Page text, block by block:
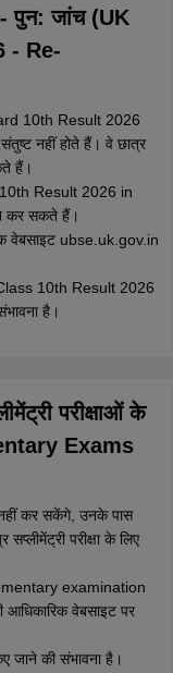
- पुन: जांच (UK
- Re-
10th Result 2026
नहीं होते हैं। वे छात्र
हैं।
10th Result 2026 in
कर सकते हैं।
वेबसाइट ubse.uk.gov.in
Class 10th Result 2026
है।
परीक्षाओं के
Exams
नहीं कर सकेंगे, उनके पास
परीक्षा के लिए
examination
आधिकारिक वेबसाइट पर
जाने की संभावना है।